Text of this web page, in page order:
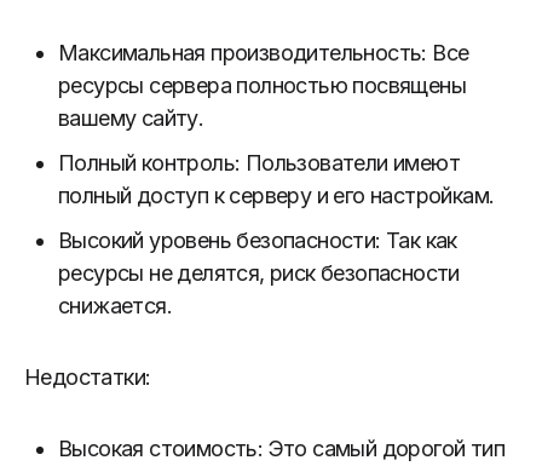
Максимальная производительность: Все
ресурсы сервера полностью посвящены
вашему сайту.
Полный контроль: Пользователи имеют
полный доступ к серверу и его настройкам.
Высокий уровень безопасности: Так как
ресурсы не делятся, риск безопасности
снижается.
Недостатки:
Высокая стоимость: Это самый дорогой тип